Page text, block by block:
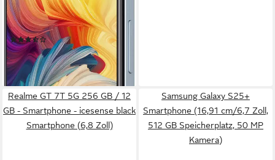
256 GB Speicherkapazität
108 MP Kamera
Produktdatenblatt
(11)
ab 160,99 €
14,70 €mtl. in 12 Raten
lieferbar - in 4-5 Werktagen bei dir
Realme GT 7T 5G 256 GB / 12
GB - Smartphone - icesense black
Smartphone (6,8 Zoll)
Samsung Galaxy S25+
Smartphone (16,91 cm/6,7 Zoll,
512 GB Speicherplatz, 50 MP
Kamera)